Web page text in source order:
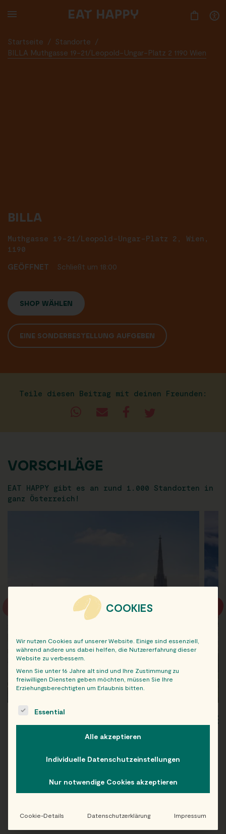
TO
Startseite / Standorte
/
BILLA Muthgasse 19-21/Leopold-Ungar-Platz 2 1190 Wien
BILLA
Muthgasse 19-21/Leopold-Ungar-Platz 2, Wien,
1190
GEÖFFNET
Schließt um 18:00
SHOP WÄHLEN
EINE SONDERBESTELLUNG AUFGEBEN
Teile diesen Beitrag mit deinen Freunden:
VORSCHLÄGE
EAT HAPPY gibt es an rund 1.000 Standorten in
ganz Österreich!
Folge uns auf Instagram!
COOKIES
Wir nutzen Cookies auf unserer Website. Einige sind essenziell,
während andere uns dabei helfen, die Nutzererfahrung dieser
Website zu verbessern.
Wenn Sie unter 16 Jahre alt sind und Ihre Zustimmung zu
freiwilligen Diensten geben möchten, müssen Sie Ihre
Erziehungsberechtigten um Erlaubnis bitten.
The following is a list of service groups for which consent
Essential
Alle akzeptieren
Individuelle Datenschutzeinstellungen
Nur notwendige Cookies akzeptieren
Cookie-Details Datenschutzerklärung Impressum